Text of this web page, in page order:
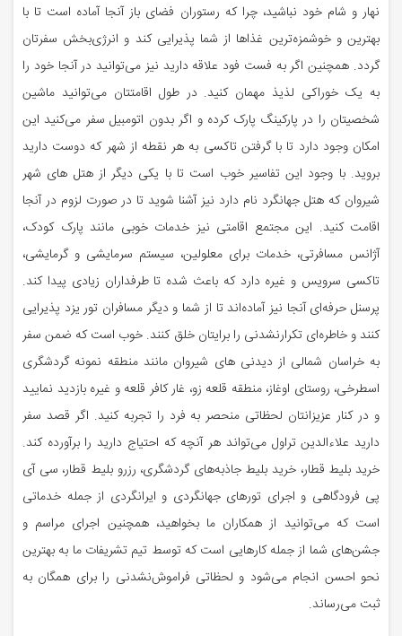
نهار و شام خود نباشید، چرا که رستوران فضای باز آنجا آماده است تا با
بهترین و خوشمزه‌ترین غذاها از شما پذیرایی کند و انرژی‌بخش سفرتان
گردد. همچنین اگر به فست فود علاقه ‌‍‌دارید نیز می‌توانید در آنجا خود را
به یک خوراکی لذیذ مهمان کنید. در طول اقامتتان می‌توانید ماشین
شخصیتان را در پارکینگ پارک کرده و اگر بدون اتومبیل سفر می‌کنید این
امکان وجود دارد تا با گرفتن تاکسی به هر نقطه از شهر که دوست دارید
بروید. با وجود این تفاسیر خوب است تا با یکی دیگر از هتل های شهر
شیروان که هتل جهانگرد نام دارد نیز آشنا شوید تا در صورت لزوم در آنجا
اقامت کنید. این مجتمع اقامتی نیز خدمات خوبی مانند پارک کودک،
آژانس مسافرتی، خدمات برای معلولین، سیستم سرمایشی و گرمایشی،
تاکسی سرویس و غیره دارد که باعث شده تا طرفداران زیادی پیدا کند.
پرسنل حرفه‌ای آنجا نیز آماده‌اند تا از شما و دیگر مسافران تور یزد پذیرایی
کنند و خاطره‌ای تکرارنشدنی را برایتان خلق کنند. خوب است که ضمن سفر
به خراسان شمالی از دیدنی های شیروان مانند منطقه نمونه گردشگری
اسطرخی، روستای اوغاز، منطقه قلعه زو، غار کافر قلعه و غیره بازدید نمایید
و در کنار عزیزانتان لحظاتی منحصر به فرد را تجربه کنید. اگر قصد سفر
دارید علاءالدین تراول می‌تواند هر آنچه که احتیاج دارید را برآورده کند.
خرید بلیط قطار، خرید بلیط جاذبه‌های گردشگری، رزرو بلیط قطار، سی آی
پی فرودگاهی و اجرای تورهای جهانگردی و ایرانگردی از جمله خدماتی
است که می‌توانید از همکاران ما بخواهید، همچنین اجرای مراسم و
جشن‌های شما از جمله کارهایی است که توسط تیم تشریفات ما به بهترین
نحو احسن انجام می‌شود و لحظاتی فراموش‌نشدنی را برای همگان به
ثبت می‌رساند.